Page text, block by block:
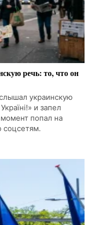
речь: то, что он
украинскую
и запел
попал на
соцсетям.